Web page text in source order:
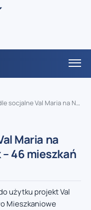
na Neder-Over-Heembeek – 46 mieszkań i pawilon społeczny
Maria na
46 mieszkań
użytku projekt Val
Mieszkaniowe